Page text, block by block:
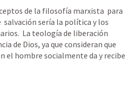
de la filosofía marxista  para
salvación sería la política y los
La teología de liberación
de Dios, ya que consideran que
el hombre socialmente da y recibe